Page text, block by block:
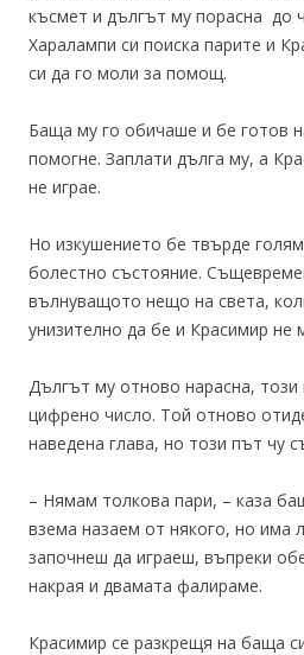
късмет и дългът му порасна до
Харалампи си поиска парите и
си да го моли за помощ.
Баща му го обичаше и бе готов
помогне. Заплати дълга му, а
не играе.
Но изкушението бе твърде
болестно състояние.
вълнуващото нещо на света,
унизително да бе и Красимир не
Дългът му отново нарасна,
цифрено число. Той отново
наведена глава, но този път чу
– Нямам толкова пари, – каза
взема назаем от някого, но има
започнеш да играеш, въпреки
накрая и двамата фалираме.
Красимир се разкрещя на баща